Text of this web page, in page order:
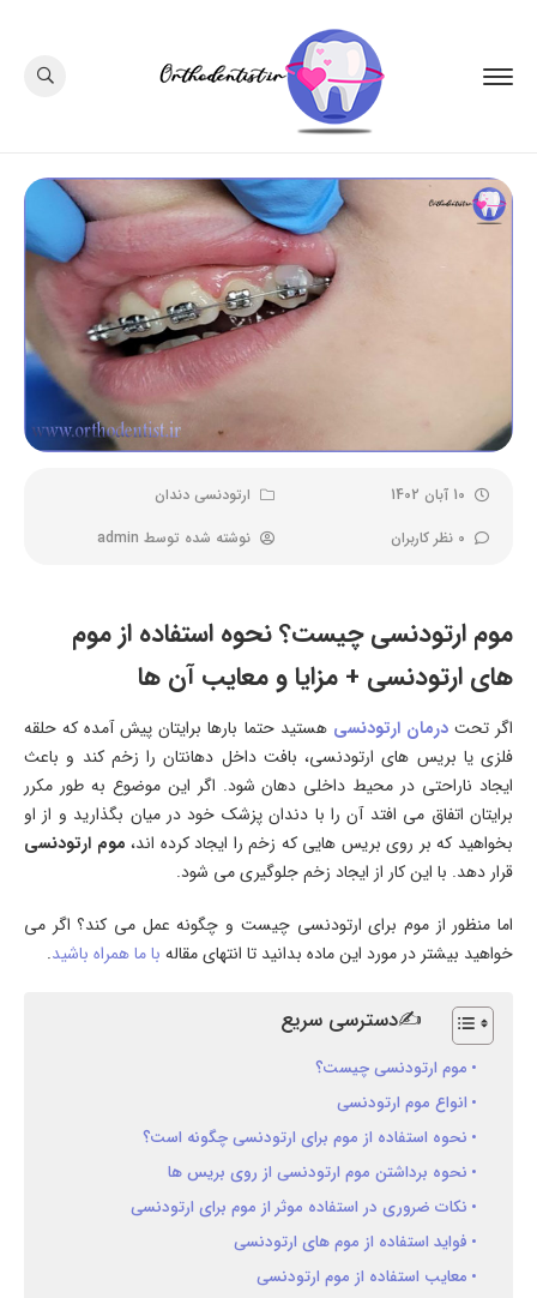
10 آبان 1402
ارتودنسی دندان
0 نظر کاربران
نوشته شده توسط admin
موم ارتودنسی چیست؟ نحوه استفاده از موم
های ارتودنسی + مزایا و معایب آن ها
اگر تحتدرمان ارتودنسی هستید حتما بارها برایتان پیش آمده که حلقه
فلزی یا بریس های ارتودنسی، بافت داخل دهانتان را زخم کند و باعث
ایجاد ناراحتی در محیط داخلی دهان شود. اگر این موضوع به طور مکرر
برایتان اتفاق می افتد آن را با دندان پزشک خود در میان بگذارید و از او
بخواهید که بر روی بریس هایی که زخم را ایجاد کرده اند، موم ارتودنسی
قرار دهد. با این کار از ایجاد زخم جلوگیری می شود.
اما منظور از موم برای ارتودنسی چیست و چگونه عمل می کند؟ اگر می
خواهید بیشتر در مورد این ماده بدانید تا انتهای مقاله با ما همراه باشید.
✍دسترسی سریع
موم ارتودنسی چیست؟
انواع موم ارتودنسی
نحوه استفاده از موم برای ارتودنسی چگونه است؟
نحوه برداشتن موم ارتودنسی از روی بریس ها
نکات ضروری در استفاده موثر از موم برای ارتودنسی
فواید استفاده از موم های ارتودنسی
معایب استفاده از موم ارتودنسی